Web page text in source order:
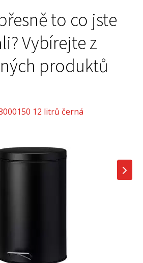
to co jste
Vybírejte z
produktů
12 litrů černá